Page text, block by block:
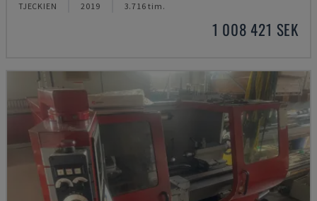
TJECKIEN 2019 3.716 tim.
1 008 421 SEK